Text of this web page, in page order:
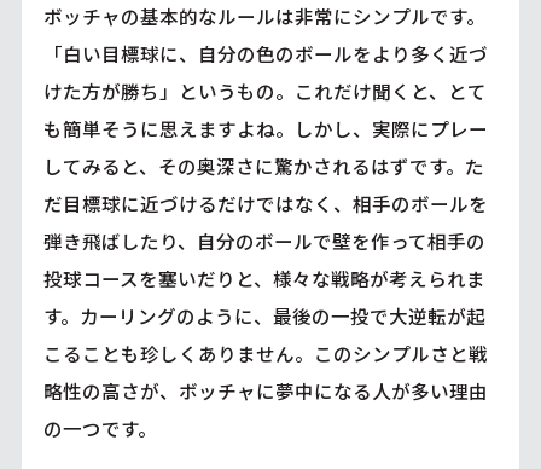
ボッチャの基本的なルールは非常にシンプルです。
「白い目標球に、自分の色のボールをより多く近づ
けた方が勝ち」というもの。これだけ聞くと、とて
も簡単そうに思えますよね。しかし、実際にプレー
してみると、その奥深さに驚かされるはずです。た
だ目標球に近づけるだけではなく、相手のボールを
弾き飛ばしたり、自分のボールで壁を作って相手の
投球コースを塞いだりと、様々な戦略が考えられま
す。カーリングのように、最後の一投で大逆転が起
こることも珍しくありません。このシンプルさと戦
略性の高さが、ボッチャに夢中になる人が多い理由
の一つです。